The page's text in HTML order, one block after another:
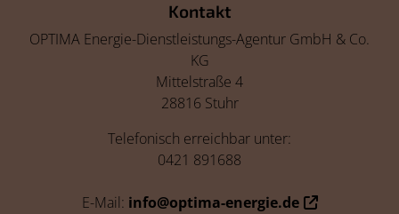
Kontakt
OPTIMA Energie-Dienstleistungs-Agentur GmbH & Co.
KG
Mittelstraße 4
28816 Stuhr
Telefonisch erreichbar unter:
0421 891688
E-Mail: info@optima-energie.de